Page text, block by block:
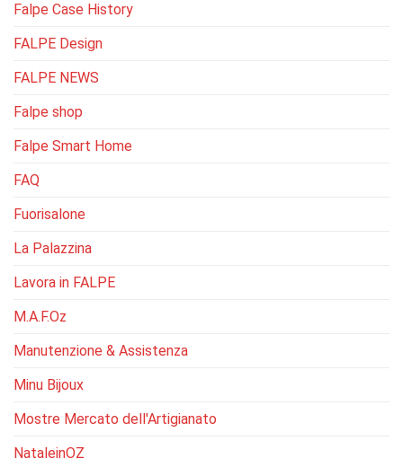
Falpe Case History
FALPE Design
FALPE NEWS
Falpe shop
Falpe Smart Home
FAQ
Fuorisalone
La Palazzina
Lavora in FALPE
M.A.F.Oz
Manutenzione & Assistenza
Minu Bijoux
Mostre Mercato dell'Artigianato
NataleinOZ